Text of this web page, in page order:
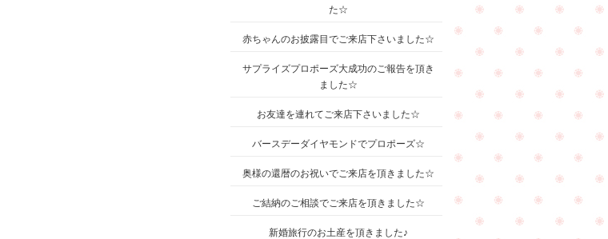
た☆
赤ちゃんのお披露目でご来店下さいました☆
サプライズプロポーズ大成功のご報告を頂き
ました☆
お友達を連れてご来店下さいました☆
バースデーダイヤモンドでプロポーズ☆
奥様の還暦のお祝いでご来店を頂きました☆
ご結納のご相談でご来店を頂きました☆
新婚旅行のお土産を頂きました♪